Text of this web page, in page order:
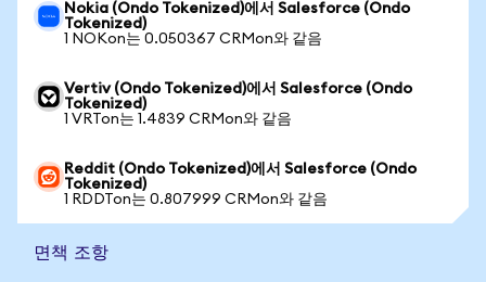
Nokia (Ondo Tokenized)에서 Salesforce (Ondo
Tokenized)
1 NOKon는 0.050367 CRMon와 같음
Vertiv (Ondo Tokenized)에서 Salesforce (Ondo
Tokenized)
1 VRTon는 1.4839 CRMon와 같음
Reddit (Ondo Tokenized)에서 Salesforce (Ondo
Tokenized)
1 RDDTon는 0.807999 CRMon와 같음
면책 조항